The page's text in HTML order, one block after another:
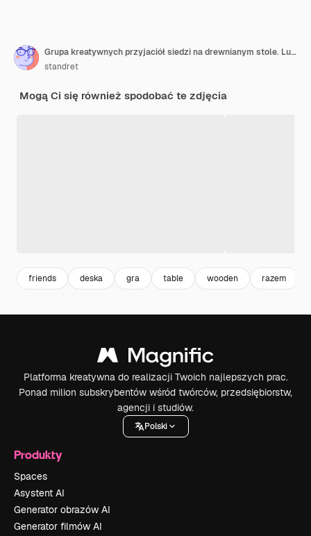
Grupa kreatywnych przyjaciół siedzi na drewnianym stole. Ludzie bawili się podczas gry planszowej.
standret
Mogą Ci się również spodobać te zdjęcia
friends deska gra table wooden razem
Platforma kreatywna do realizacji Twoich najlepszych prac.
Ponad milion subskrybentów wśród twórców, przedsiębiorstw,
agencji i studiów.
Polski
Produkty
Spaces
Asystent AI
Generator obrazów AI
Generator filmów AI